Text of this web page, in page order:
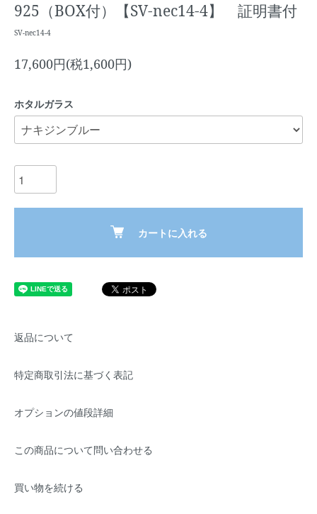
925（BOX付）【SV-nec14-4】 証明書付
SV-nec14-4
17,600円(税1,600円)
ホタルガラス
カートに入れる
返品について
特定商取引法に基づく表記
オプションの値段詳細
この商品について問い合わせる
買い物を続ける